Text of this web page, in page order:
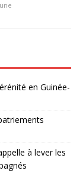
en Guinée-
à lever les